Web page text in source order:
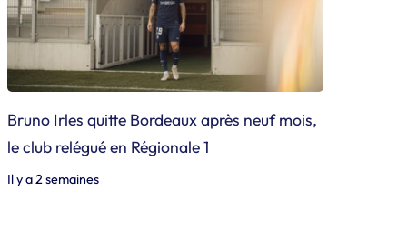
Bruno Irles quitte Bordeaux après neuf mois,
le club relégué en Régionale 1
Il y a 2 semaines